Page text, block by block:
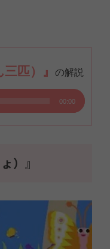
匹）』 の解説
00:00
）』